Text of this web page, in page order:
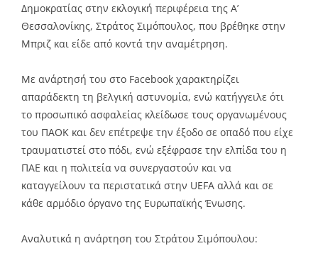
Δημοκρατίας στην εκλογική περιφέρεια της Α’
Θεσσαλονίκης, Στράτος Σιμόπουλος, που βρέθηκε στην
Μπριζ και είδε από κοντά την αναμέτρηση.
Με ανάρτησή του στο Facebook χαρακτηρίζει
απαράδεκτη τη βελγική αστυνομία, ενώ κατήγγειλε ότι
το προσωπικό ασφαλείας κλείδωσε τους οργανωμένους
του ΠΑΟΚ και δεν επέτρεψε την έξοδο σε οπαδό που είχε
τραυματιστεί στο πόδι, ενώ εξέφρασε την ελπίδα του η
ΠΑΕ και η πολιτεία να συνεργαστούν και να
καταγγείλουν τα περιστατικά στην UEFA αλλά και σε
κάθε αρμόδιο όργανο της Ευρωπαϊκής Ένωσης.
Αναλυτικά η ανάρτηση του Στράτου Σιμόπουλου: